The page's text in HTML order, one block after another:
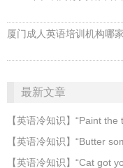
厦门成人英语培训机构哪
最新文章
【英语冷知识】“Paint
【英语冷知识】“Butter
【英语冷知识】“Cat got